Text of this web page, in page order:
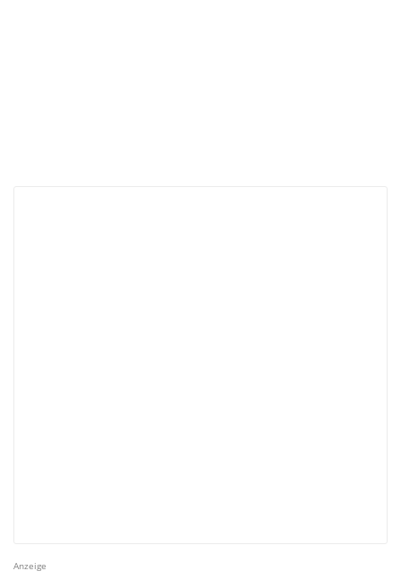
Anzeige